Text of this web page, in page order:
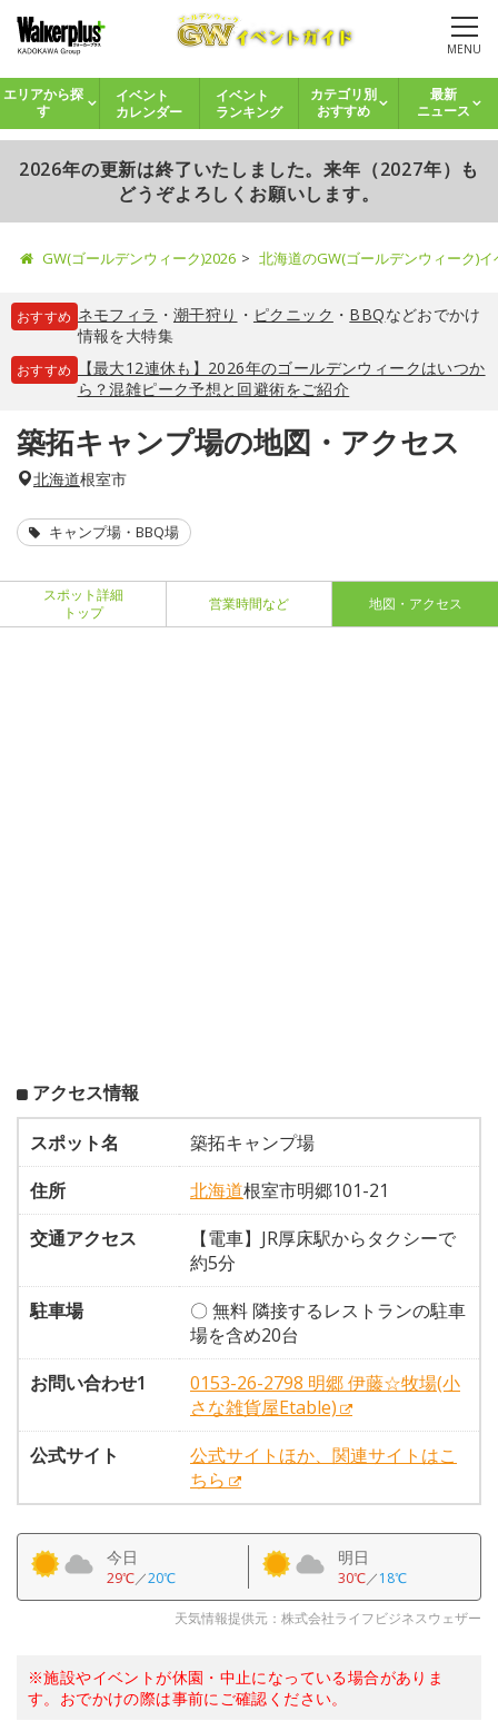
MENU
エリアから探
す
イベント
カレンダー
イベント
ランキング
カテゴリ別
おすすめ
最新
ニュース
2026年の更新は終了いたしました。来年（2027年）も
どうぞよろしくお願いします。
GW(ゴールデンウィーク)2026 北海道のGW(ゴールデンウィーク)
おすすめ ネモフィラ ・ 潮干狩り ・ ピクニック ・ BBQなどおでかけ
情報を大特集
おすすめ
【最大12連休も】2026年のゴールデンウィークはいつか
ら？混雑ピーク予想と回避術をご紹介
築拓キャンプ場の地図・アクセス
北海道根室市
キャンプ場・BBQ場
スポット詳細
トップ
営業時間など 地図・アクセス
アクセス情報
スポット名
築拓キャンプ場
住所
北海道根室市明郷101-21
交通アクセス
【電車】JR厚床駅からタクシーで
約5分
駐車場
〇 無料 隣接するレストランの駐車
場を含め20台
お問い合わせ1
0153-26-2798 明郷 伊藤☆牧場(小
さな雑貨屋Etable)
公式サイト
公式サイトほか、関連サイトはこ
ちら
今日
29℃／20℃
明日
30℃／18℃
天気情報提供元：株式会社ライフビジネスウェザー
※施設やイベントが休園・中止になっている場合がありま
す。おでかけの際は事前にご確認ください。